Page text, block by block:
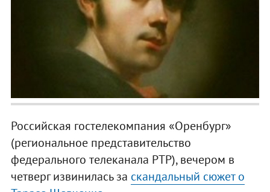
Российская гостелекомпания «Оренбург»
(региональное представительство
федерального телеканала РТР), вечером в
четверг извинилась за скандальный сюжет о